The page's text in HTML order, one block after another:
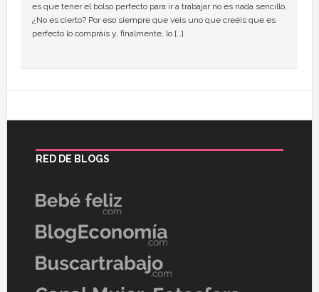
es que tener el bolso perfecto para ir a trabajar no es nada sencillo,
¿No es cierto? Por eso siempre que veis uno que creéis que es
perfecto lo compráis y, finalmente, lo […]
RED DE BLOGS